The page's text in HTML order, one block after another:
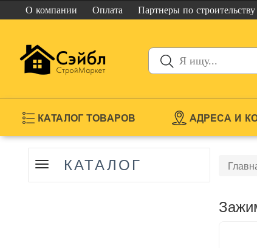
О компании Оплата Партнеры по строительству
КАТАЛОГ ТОВАРОВ АДРЕСА И
ПоказатьКАТАЛОГ